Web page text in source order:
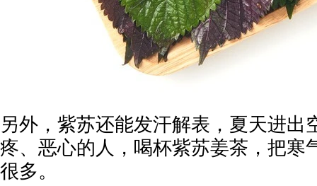
另外，紫苏还能发汗解表，夏天进出
疼、恶心的人，喝杯紫苏姜茶，把寒
很多。